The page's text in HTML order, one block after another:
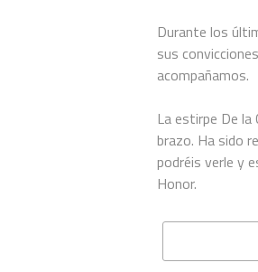
Durante los
sus
acompañamos.
La estirpe De la
brazo. Ha sido
podréis verle y
Honor.